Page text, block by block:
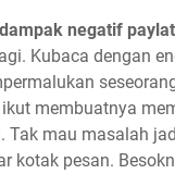
dampak negatif
Kubaca dengan
membuatnya
Tak mau masalah
kotak pesan.